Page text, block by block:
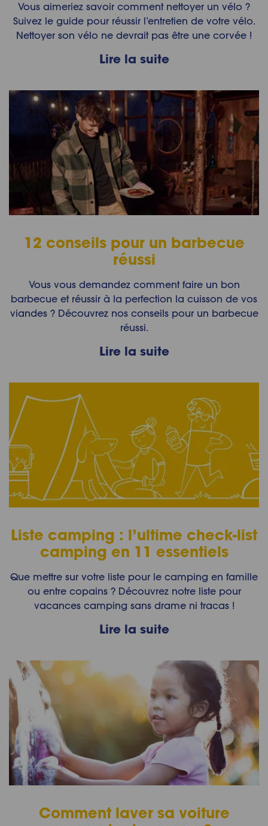
Vous aimeriez savoir comment nettoyer un vélo ?
Suivez le guide pour réussir l’entretien de votre vélo.
Nettoyer son vélo ne devrait pas être une corvée !
Lire la suite
12 conseils pour un barbecue
réussi
Vous vous demandez comment faire un bon
barbecue et réussir à la perfection la cuisson de vos
viandes ? Découvrez nos conseils pour un barbecue
réussi.
Lire la suite
Liste camping : l’ultime check-list
camping en 11 essentiels
Que mettre sur votre liste pour le camping en famille
ou entre copains ? Découvrez notre liste pour
vacances camping sans drame ni tracas !
Lire la suite
Comment laver sa voiture